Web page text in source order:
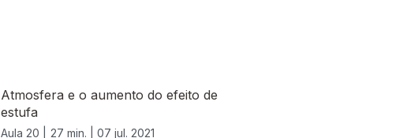
Atmosfera e o aumento do efeito de
estufa
Aula 20 | 27 min. | 07 jul. 2021